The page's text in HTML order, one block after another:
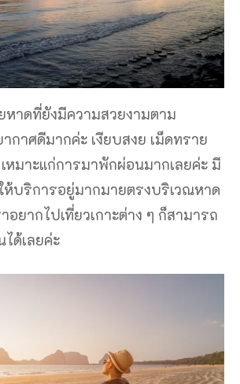
หาดที่ยังมีความสวยงามตาม
กาศดีมากค่ะ เงียบสงย เม็ดทราย
หมาะแก่การมาพักผ่อนมากเลยค่ะ มี
ห้บริการอยู่มากมายตรงบริเวณหาด
อยากไปเที่ยวเกาะต่าง ๆ ก็สามารถ
ได้เลยค่ะ